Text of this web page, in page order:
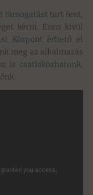
támogatást tart fent,
kérni. Ezen kívül
Központ érhető el
meg az alkalmazás
is csatlakozhatunk,